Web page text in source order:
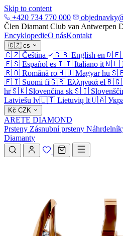
Skip to content
+420 734 770 000
Člen Diamant Club van Antwerpen
EncyklopedieO násKontakt
🇨🇿 cs
🇨🇿 Čeština 🇬🇧 English en🇩🇪
🇪🇸 Español es🇮🇹 Italiano it🇳🇱
🇷🇴 Română ro🇭🇺 Magyar hu
🇫🇮 Suomi fi🇬🇷 Ελληνικά el🇧🇬
hr🇸🇰 Slovenčina sk🇸🇮
Latviešu lv🇱🇹 Lietuvių lt🇺🇦
Kč CZK
ARETE DIAMOND
Prsteny Zásnubní prsteny
Diamanty